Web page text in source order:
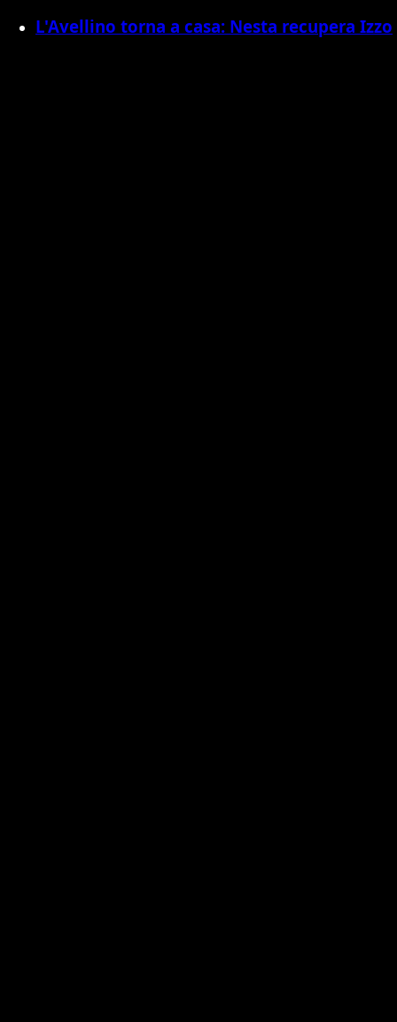
L'Avellino torna a casa: Nesta recupera Izzo